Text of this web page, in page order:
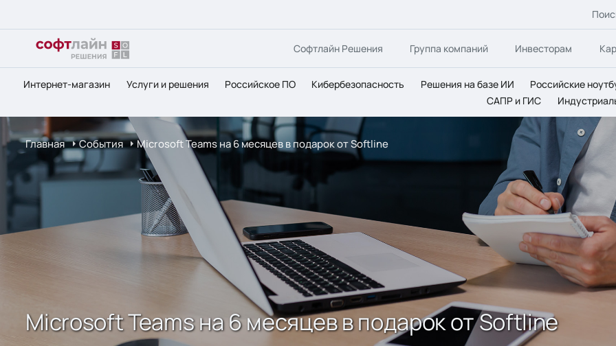
Софтлайн Решения Группа компаний Инвесторам
Интернет-магазин Услуги и решения Российское ПО Кибербезопасность Решения на базе ИИ Российские
САПР и ГИС
Главная События Microsoft Teams на 6 месяцев в подарок от Softline
Microsoft Teams на 6 месяцев в подарок от Softline